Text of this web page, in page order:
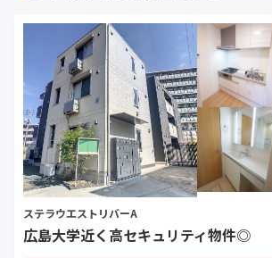
ステラウエストリバーA
広島大学近く高セキュリティ物件◎